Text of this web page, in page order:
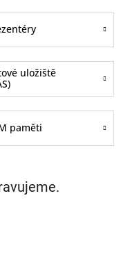
uložiště
paměti